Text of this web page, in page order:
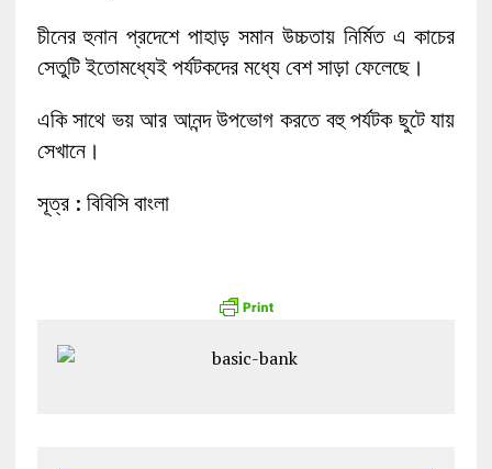
চীনের হুনান প্রদেশে পাহাড় সমান উচ্চতায় নির্মিত এ কাচের
সেতুটি ইতোমধ্যেই পর্যটকদের মধ্যে বেশ সাড়া ফেলেছে।
একি সাথে ভয় আর আনন্দ উপভোগ করতে বহু পর্যটক ছুটে যায়
সেখানে।
সূত্র : বিবিসি বাংলা